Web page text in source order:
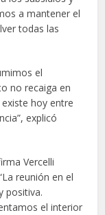
a mantener el
todas las
el
no recaiga en
hoy entre
explicó
Vercelli
reunión en el
positiva.
el interior